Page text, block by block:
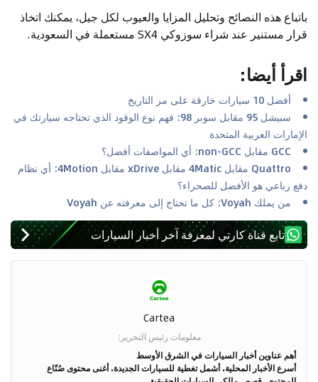
باتباع هذه النصائح وتحليل المزايا والعيوب لكل جيل، يمكنك اتخاذ
قرار مستنير عند شراء سوزوكي SX4 مستعملة في السعودية.
اقرأ أيضا:
أفضل 10 سيارات خارقة على مر التاريخ
سبيشل 95 مقابل سوبر 98: فهم نوع الوقود الذي تحتاجه سيارتك في
الإمارات العربية المتحدة
GCC مقابل non-GCC: أي المواصفات أفضل؟
Quattro مقابل 4Matic مقابل xDrive مقابل 4Motion: أي نظام
دفع رباعي هو الأفضل للصحراء؟
من يملك Voyah: كل ما تحتاج إلى معرفته عن Voyah
تابع قناة كارتي لمعرفة آخر أخبار السيارات
Cartea
معلومات رئيس التحرير :
أهم عناوين أخبار السيارات في الشرق الأوسط
أسرع الأخبار المحلية. أشمل تغطية للسيارات الجديدة. أغنى محتوى صُنّاع